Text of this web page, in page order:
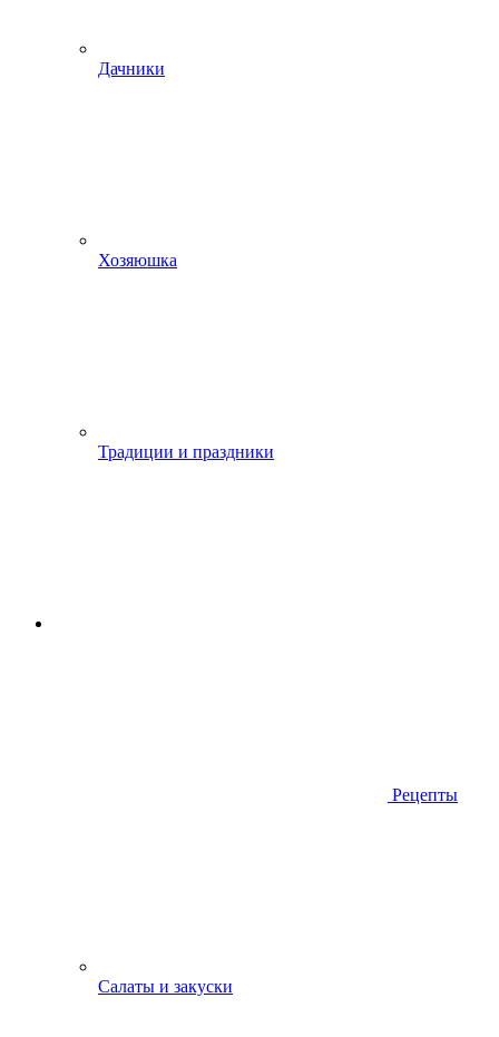
Дачники
Хозяюшка
Традиции и праздники
Рецепты
Салаты и закуски